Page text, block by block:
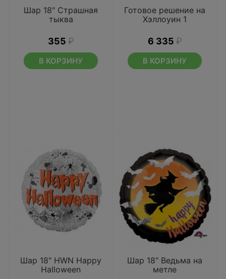
Шар 18" Страшная
тыква
355 ₽
В КОРЗИНУ
Готовое решение на
Хэллоуин 1
6 335 ₽
В КОРЗИНУ
Шар 18" HWN Happy
Halloween
Шар 18" Ведьма на
метле